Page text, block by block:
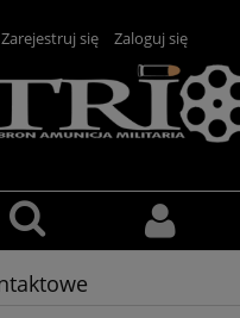
Zarejestruj się Zaloguj się